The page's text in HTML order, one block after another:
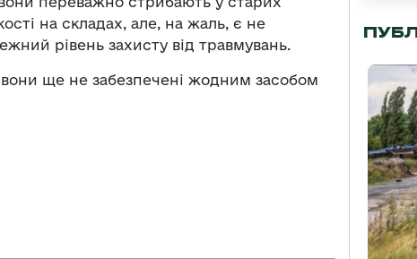
на складах, але, на жаль, є не
рівень захисту від травмувань.
вони ще не забезпечені жодним засобом